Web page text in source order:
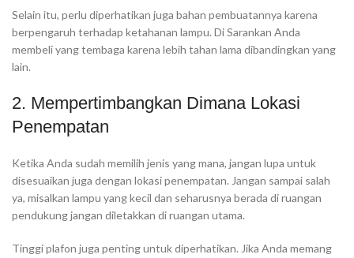
Selain itu, perlu diperhatikan juga bahan pembuatannya karena
berpengaruh terhadap ketahanan lampu. Di Sarankan Anda
membeli yang tembaga karena lebih tahan lama dibandingkan yang
lain.
2. Mempertimbangkan Dimana Lokasi
Penempatan
Ketika Anda sudah memilih jenis yang mana, jangan lupa untuk
disesuaikan juga dengan lokasi penempatan. Jangan sampai salah
ya, misalkan lampu yang kecil dan seharusnya berada di ruangan
pendukung jangan diletakkan di ruangan utama.
Tinggi plafon juga penting untuk diperhatikan. Jika Anda memang